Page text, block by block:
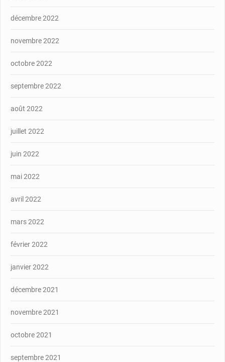
décembre 2022
novembre 2022
octobre 2022
septembre 2022
août 2022
juillet 2022
juin 2022
mai 2022
avril 2022
mars 2022
février 2022
janvier 2022
décembre 2021
novembre 2021
octobre 2021
septembre 2021